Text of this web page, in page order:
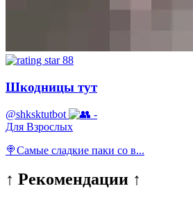
88
Шкодницы тут
@shksktutbot
-
Для Взрослых
🍭Самые сладкие паки со в...
↑ Рекомендации ↑